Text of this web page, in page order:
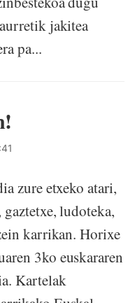
jakitea
pa...
zure etxeko atari,
ludoteka,
karrikan. Horixe
3ko euskararen
Kartelak